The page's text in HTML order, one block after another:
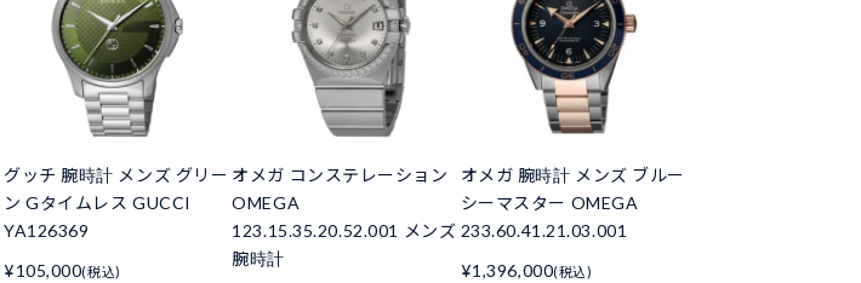
グッチ 腕時計 メンズ グリー
ン Gタイムレス GUCCI
YA126369
¥105,000(税込)
オメガ コンステレーション
OMEGA
123.15.35.20.52.001 メンズ
腕時計
オメガ 腕時計 メンズ ブルー
シーマスター OMEGA
233.60.41.21.03.001
¥1,396,000(税込)